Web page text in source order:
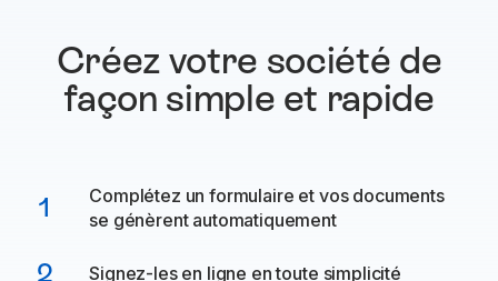
Créez votre société de
façon simple et rapide
1
Complétez un formulaire et vos documents
se génèrent automatiquement
2 Signez-les en ligne en toute simplicité